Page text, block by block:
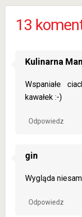
13
Kulinarna
Wspaniałe
kawałek :-)
Odpowiedz
gin
Wygląda
Odpowiedz